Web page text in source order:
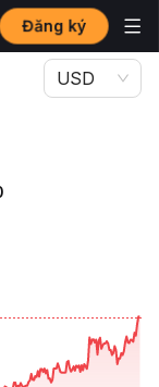
Đăng ký
USD